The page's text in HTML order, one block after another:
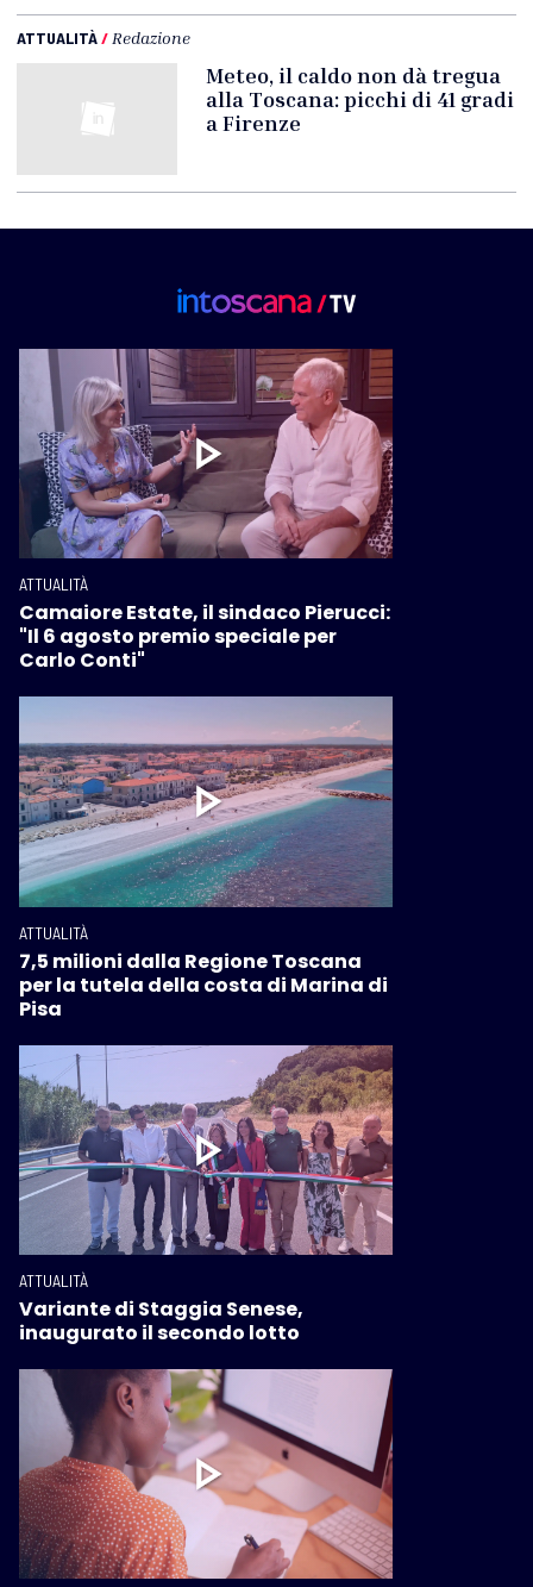
ATTUALITÀ/ Redazione
Meteo, il caldo non dà tregua
alla Toscana: picchi di 41 gradi
a Firenze
ATTUALITÀ
Camaiore Estate, il sindaco Pierucci:
"Il 6 agosto premio speciale per
Carlo Conti"
ATTUALITÀ
7,5 milioni dalla Regione Toscana
per la tutela della costa di Marina di
Pisa
ATTUALITÀ
Variante di Staggia Senese,
inaugurato il secondo lotto